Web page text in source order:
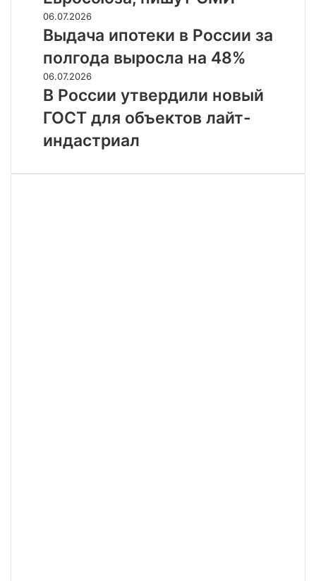
Евросоюза,
пишут
СМИ
Выдача
ипотеки
России
за
полгода
выросла
на
06.07.2026
Выдача ипотеки в России за
полгода выросла на 48%
В
России
утвердили
новый
ГОСТ
для
06.07.2026
В России утвердили новый
ГОСТ для объектов лайт-
индастриал